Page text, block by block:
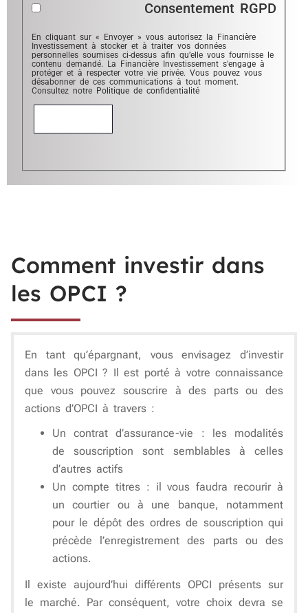
Consentement RGPD
En cliquant sur « Envoyer » vous autorisez la Financière
Investissement à stocker et à traiter vos données
personnelles soumises ci-dessus afin qu’elle vous fournisse le
contenu demandé. La Financière Investissement s'engage à
protéger et à respecter votre vie privée. Vous pouvez vous
désabonner de ces communications à tout moment.
Consultez notre Politique de confidentialité
Comment investir dans
les OPCI ?
En tant qu’épargnant, vous envisagez d’investir
dans les OPCI ? Il est porté à votre connaissance
que vous pouvez souscrire à des parts ou des
actions d’OPCI à travers :
Un contrat d’assurance-vie : les modalités
de souscription sont semblables à celles
d’autres actifs
Un compte titres : il vous faudra recourir à
un courtier ou à une banque, notamment
pour le dépôt des ordres de souscription qui
précède l’enregistrement des parts ou des
actions.
Il existe aujourd’hui différents OPCI présents sur
le marché. Par conséquent, votre choix devra se